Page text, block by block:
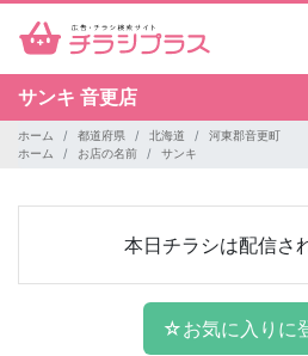
サンキ 音更店
ホーム 都道府県 北海道
河東郡音更町
ホーム
お店の名前 サンキ
本日チラシは配信さ